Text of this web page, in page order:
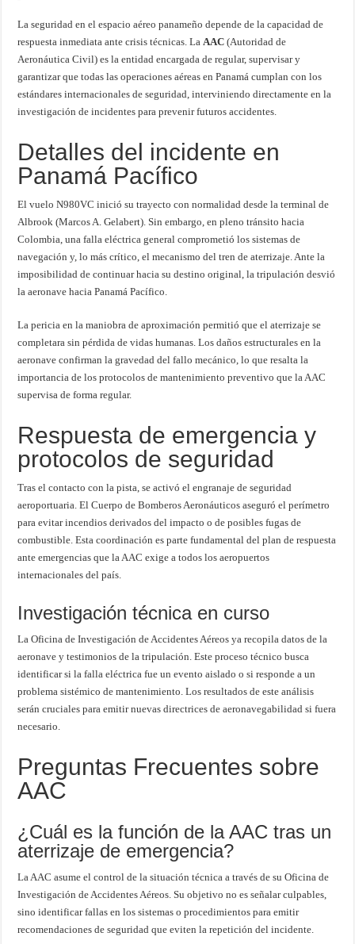
La seguridad en el espacio aéreo panameño depende de la capacidad de
respuesta inmediata ante crisis técnicas. LaAAC (Autoridad de
Aeronáutica Civil) es la entidad encargada de regular, supervisar y
garantizar que todas las operaciones aéreas en Panamá cumplan con los
estándares internacionales de seguridad, interviniendo directamente en la
investigación de incidentes para prevenir futuros accidentes.
Detalles del incidente en
Panamá Pacífico
El vuelo N980VC inició su trayecto con normalidad desde la terminal de
Albrook (Marcos A. Gelabert). Sin embargo, en pleno tránsito hacia
Colombia, una falla eléctrica general comprometió los sistemas de
navegación y, lo más crítico, el mecanismo del tren de aterrizaje. Ante la
imposibilidad de continuar hacia su destino original, la tripulación desvió
la aeronave hacia Panamá Pacífico.
La pericia en la maniobra de aproximación permitió que el aterrizaje se
completara sin pérdida de vidas humanas. Los daños estructurales en la
aeronave confirman la gravedad del fallo mecánico, lo que resalta la
importancia de los protocolos de mantenimiento preventivo que la AAC
supervisa de forma regular.
Respuesta de emergencia y
protocolos de seguridad
Tras el contacto con la pista, se activó el engranaje de seguridad
aeroportuaria. El Cuerpo de Bomberos Aeronáuticos aseguró el perímetro
para evitar incendios derivados del impacto o de posibles fugas de
combustible. Esta coordinación es parte fundamental del plan de respuesta
ante emergencias que la AAC exige a todos los aeropuertos
internacionales del país.
Investigación técnica en curso
La Oficina de Investigación de Accidentes Aéreos ya recopila datos de la
aeronave y testimonios de la tripulación. Este proceso técnico busca
identificar si la falla eléctrica fue un evento aislado o si responde a un
problema sistémico de mantenimiento. Los resultados de este análisis
serán cruciales para emitir nuevas directrices de aeronavegabilidad si fuera
necesario.
Preguntas Frecuentes sobre
AAC
¿Cuál es la función de la AAC tras un
aterrizaje de emergencia?
La AAC asume el control de la situación técnica a través de su Oficina de
Investigación de Accidentes Aéreos. Su objetivo no es señalar culpables,
sino identificar fallas en los sistemas o procedimientos para emitir
recomendaciones de seguridad que eviten la repetición del incidente.